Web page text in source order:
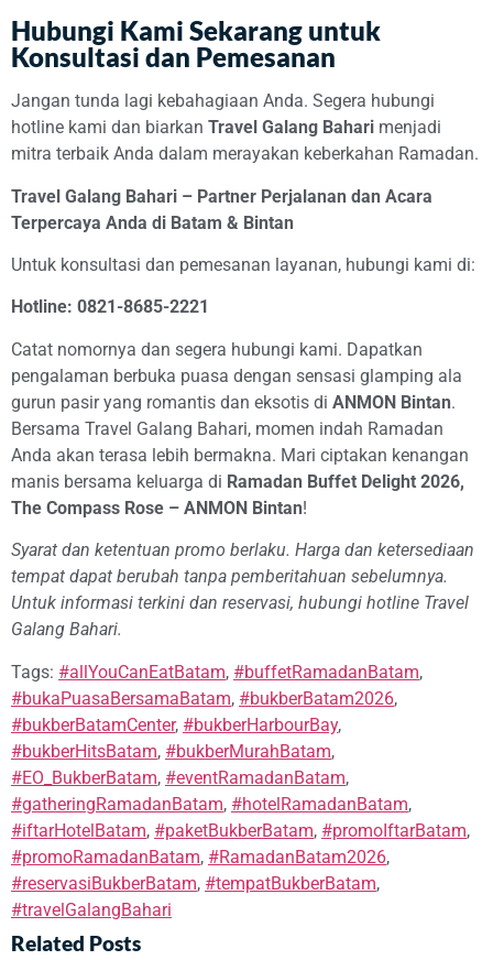
Hubungi Kami Sekarang untuk
Konsultasi dan Pemesanan
Jangan tunda lagi kebahagiaan Anda. Segera hubungi
hotline kami dan biarkan Travel Galang Bahari menjadi
mitra terbaik Anda dalam merayakan keberkahan Ramadan.
Travel Galang Bahari – Partner Perjalanan dan Acara
Terpercaya Anda di Batam & Bintan
Untuk konsultasi dan pemesanan layanan, hubungi kami di:
Hotline: 0821-8685-2221
Catat nomornya dan segera hubungi kami. Dapatkan
pengalaman berbuka puasa dengan sensasi glamping ala
gurun pasir yang romantis dan eksotis di ANMON Bintan.
Bersama Travel Galang Bahari, momen indah Ramadan
Anda akan terasa lebih bermakna. Mari ciptakan kenangan
manis bersama keluarga di Ramadan Buffet Delight 2026,
The Compass Rose – ANMON Bintan!
Syarat dan ketentuan promo berlaku. Harga dan ketersediaan
tempat dapat berubah tanpa pemberitahuan sebelumnya.
Untuk informasi terkini dan reservasi, hubungi hotline Travel
Galang Bahari.
Tags: #allYouCanEatBatam, #buffetRamadanBatam,
#bukaPuasaBersamaBatam, #bukberBatam2026,
#bukberBatamCenter, #bukberHarbourBay,
#bukberHitsBatam, #bukberMurahBatam,
#EO_BukberBatam, #eventRamadanBatam,
#gatheringRamadanBatam, #hotelRamadanBatam,
#iftarHotelBatam, #paketBukberBatam, #promoIftarBatam,
#promoRamadanBatam, #RamadanBatam2026,
#reservasiBukberBatam, #tempatBukberBatam,
#travelGalangBahari
Related Posts